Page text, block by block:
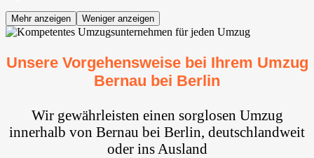
Mehr anzeigen Weniger anzeigen
Unsere Vorgehensweise bei Ihrem Umzug
Bernau bei Berlin
Wir gewährleisten einen sorglosen Umzug
innerhalb von Bernau bei Berlin, deutschlandweit
oder ins Ausland